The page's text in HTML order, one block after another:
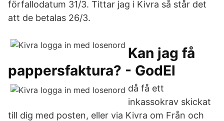
förfallodatum 31/3. Tittar jag i Kivra så står det
att de betalas 26/3.
Kan jag få
pappersfaktura? - GodEl
då få ett
inkassokrav skickat
till dig med posten, eller via Kivra om Från och